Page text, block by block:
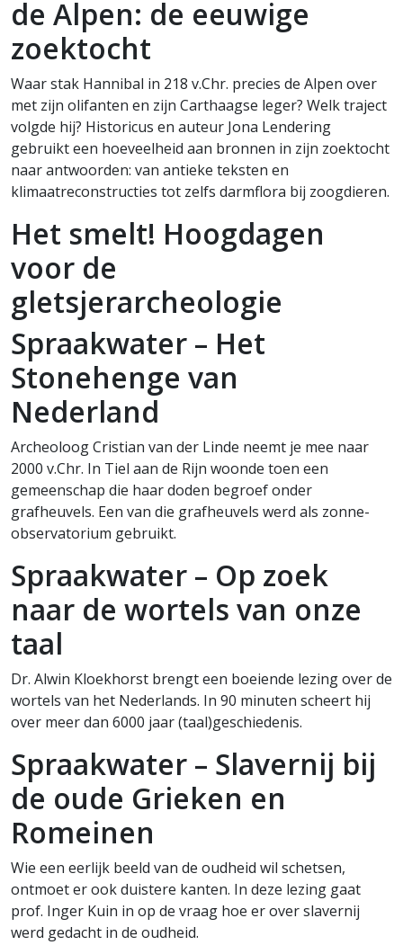
de Alpen: de eeuwige
zoektocht
Waar stak Hannibal in 218 v.Chr. precies de Alpen over
met zijn olifanten en zijn Carthaagse leger? Welk traject
volgde hij? Historicus en auteur Jona Lendering
gebruikt een hoeveelheid aan bronnen in zijn zoektocht
naar antwoorden: van antieke teksten en
klimaatreconstructies tot zelfs darmflora bij zoogdieren.
Het smelt! Hoogdagen
voor de
gletsjerarcheologie
Spraakwater – Het
Stonehenge van
Nederland
Archeoloog Cristian van der Linde neemt je mee naar
2000 v.Chr. In Tiel aan de Rijn woonde toen een
gemeenschap die haar doden begroef onder
grafheuvels. Een van die grafheuvels werd als zonne-
observatorium gebruikt.
Spraakwater – Op zoek
naar de wortels van onze
taal
Dr. Alwin Kloekhorst brengt een boeiende lezing over de
wortels van het Nederlands. In 90 minuten scheert hij
over meer dan 6000 jaar (taal)geschiedenis.
Spraakwater – Slavernij bij
de oude Grieken en
Romeinen
Wie een eerlijk beeld van de oudheid wil schetsen,
ontmoet er ook duistere kanten. In deze lezing gaat
prof. Inger Kuin in op de vraag hoe er over slavernij
werd gedacht in de oudheid.